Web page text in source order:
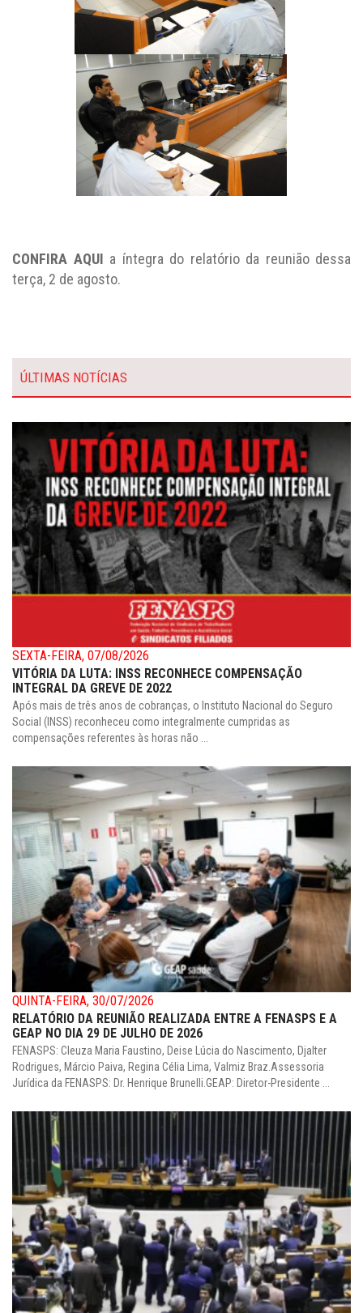
CONFIRA AQUI a íntegra do relatório da reunião dessa
terça, 2 de agosto.
ÚLTIMAS NOTÍCIAS
SEXTA-FEIRA, 07/08/2026
VITÓRIA DA LUTA: INSS RECONHECE COMPENSAÇÃO
INTEGRAL DA GREVE DE 2022
Após mais de três anos de cobranças, o Instituto Nacional do Seguro
Social (INSS) reconheceu como integralmente cumpridas as
compensações referentes às horas não ...
QUINTA-FEIRA, 30/07/2026
RELATÓRIO DA REUNIÃO REALIZADA ENTRE A FENASPS E A
GEAP NO DIA 29 DE JULHO DE 2026
FENASPS: Cleuza Maria Faustino, Deise Lúcia do Nascimento, Djalter
Rodrigues, Márcio Paiva, Regina Célia Lima, Valmiz Braz.Assessoria
Jurídica da FENASPS: Dr. Henrique Brunelli.GEAP: Diretor-Presidente ...